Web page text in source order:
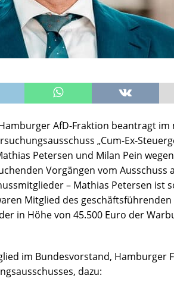
AfD-Fraktion beantragt im
„Cum-Ex-
Petersen und Milan Pein
Vorgängen vom Ausschuss
– Mathias Petersen ist
Mitglied des
in Höhe von 45.500 Euro der
im Bundesvorstand, Hamburger
dazu: